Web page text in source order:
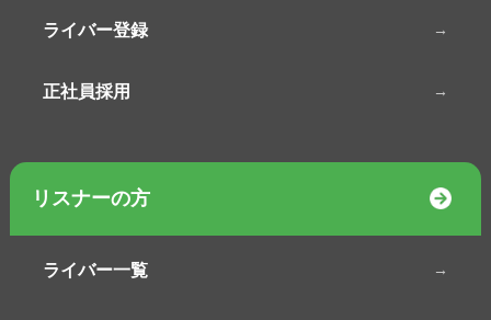
ライバー登録
正社員採用
リスナーの方
ライバー一覧